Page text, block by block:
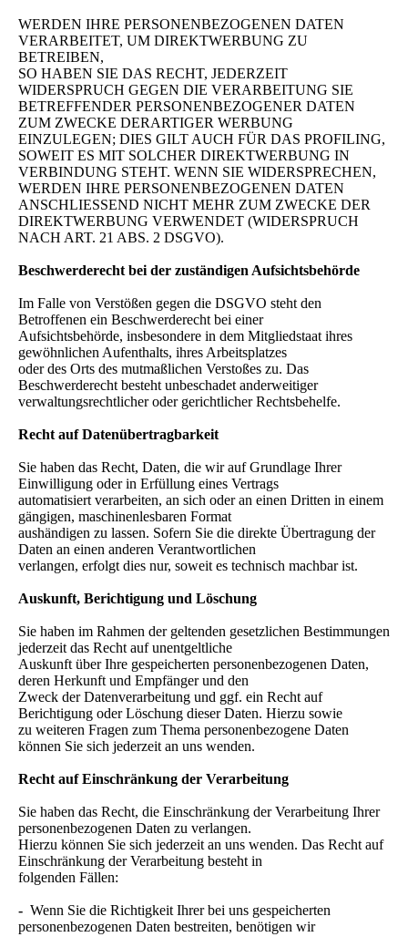
WERDEN IHRE PERSONENBEZOGENEN DATEN
VERARBEITET, UM DIREKTWERBUNG ZU
BETREIBEN,
SO HABEN SIE DAS RECHT, JEDERZEIT
WIDERSPRUCH GEGEN DIE VERARBEITUNG SIE
BETREFFENDER PERSONENBEZOGENER DATEN
ZUM ZWECKE DERARTIGER WERBUNG
EINZULEGEN; DIES GILT AUCH FÜR DAS PROFILING,
SOWEIT ES MIT SOLCHER DIREKTWERBUNG IN
VERBINDUNG STEHT. WENN SIE WIDERSPRECHEN,
WERDEN IHRE PERSONENBEZOGENEN DATEN
ANSCHLIESSEND NICHT MEHR ZUM ZWECKE DER
DIREKTWERBUNG VERWENDET (WIDERSPRUCH
NACH ART. 21 ABS. 2 DSGVO).
Beschwerderecht bei der zuständigen Aufsichtsbehörde
Im Falle von Verstößen gegen die DSGVO steht den
Betroffenen ein Beschwerderecht bei einer
Aufsichtsbehörde, insbesondere in dem Mitgliedstaat ihres
gewöhnlichen Aufenthalts, ihres Arbeitsplatzes
oder des Orts des mutmaßlichen Verstoßes zu. Das
Beschwerderecht besteht unbeschadet anderweitiger
verwaltungsrechtlicher oder gerichtlicher Rechtsbehelfe.
Recht auf Datenübertragbarkeit
Sie haben das Recht, Daten, die wir auf Grundlage Ihrer
Einwilligung oder in Erfüllung eines Vertrags
automatisiert verarbeiten, an sich oder an einen Dritten in einem
gängigen, maschinenlesbaren Format
aushändigen zu lassen. Sofern Sie die direkte Übertragung der
Daten an einen anderen Verantwortlichen
verlangen, erfolgt dies nur, soweit es technisch machbar ist.
Auskunft, Berichtigung und Löschung
Sie haben im Rahmen der geltenden gesetzlichen Bestimmungen
jederzeit das Recht auf unentgeltliche
Auskunft über Ihre gespeicherten personenbezogenen Daten,
deren Herkunft und Empfänger und den
Zweck der Datenverarbeitung und ggf. ein Recht auf
Berichtigung oder Löschung dieser Daten. Hierzu sowie
zu weiteren Fragen zum Thema personenbezogene Daten
können Sie sich jederzeit an uns wenden.
Recht auf Einschränkung der Verarbeitung
Sie haben das Recht, die Einschränkung der Verarbeitung Ihrer
personenbezogenen Daten zu verlangen.
Hierzu können Sie sich jederzeit an uns wenden. Das Recht auf
Einschränkung der Verarbeitung besteht in
folgenden Fällen:
- Wenn Sie die Richtigkeit Ihrer bei uns gespeicherten
personenbezogenen Daten bestreiten, benötigen wir